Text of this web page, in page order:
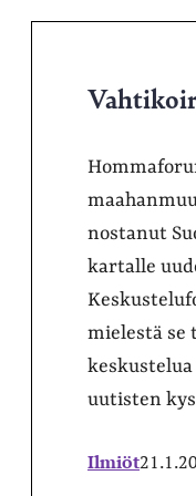
nostanut
kartalle
mielestä se
uutisten
Ilmiöt